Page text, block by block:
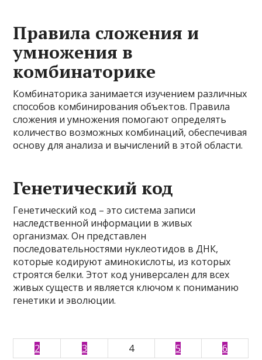
Правила сложения и
умножения в
комбинаторике
Комбинаторика занимается изучением различных
способов комбинирования объектов. Правила
сложения и умножения помогают определять
количество возможных комбинаций, обеспечивая
основу для анализа и вычислений в этой области.
Генетический код
Генетический код – это система записи
наследственной информации в живых
организмах. Он представлен
последовательностями нуклеотидов в ДНК,
которые кодируют аминокислоты, из которых
строятся белки. Этот код универсален для всех
живых существ и является ключом к пониманию
генетики и эволюции.
2 3 4 5 6